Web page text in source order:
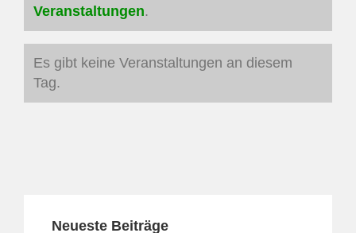
Veranstaltungen.
Hinweis
Es gibt keine Veranstaltungen an diesem
Tag.
Neueste Beiträge